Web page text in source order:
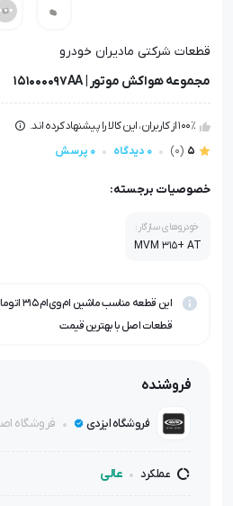
🤩 بهترین قیمت در
30
قطعات شرکتی مادیران خودرو
مجموعه هواکش موتور | 151000097AA
100٪ از کاربران، این کالا را پیشنهاد کرده اند.
5
(0) 0 دیدگاه 0 پرسش
خصوصیات برجسته:
خودروهای سازگار:
MVM 315+ AT
این
قطعات اصل با بهترین قیمت
فروشنده
فروشگاه ایزدی فروشگاه
عملکرد عالی